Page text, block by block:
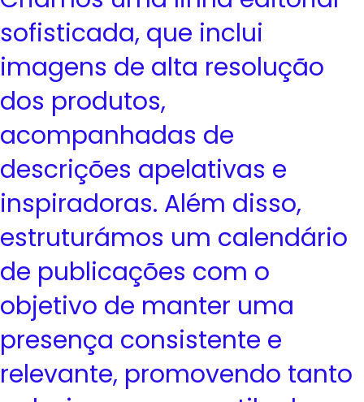
sofisticada, que inclui
imagens de alta resolução
dos produtos,
acompanhadas de
descrições apelativas e
inspiradoras. Além disso,
estruturámos um calendário
de publicações com o
objetivo de manter uma
presença consistente e
relevante, promovendo tanto